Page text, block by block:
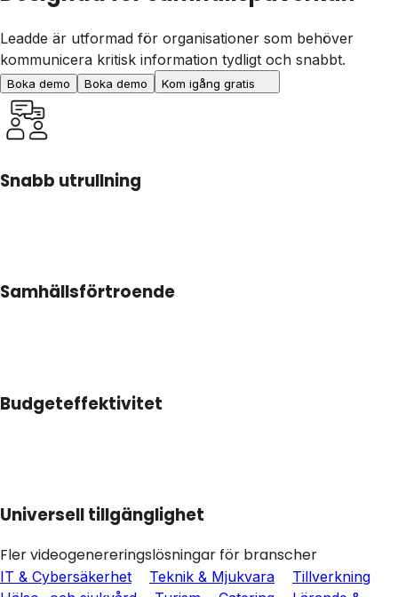
Leadde är utformad för organisationer som behöver
kommunicera kritisk information tydligt och snabbt.
Boka demo Boka demo Kom igång gratis
Snabb utrullning
Samhällsförtroende
Budgeteffektivitet
Universell tillgänglighet
Fler videogenereringslösningar för branscher
IT & Cybersäkerhet Teknik & Mjukvara
Tillverkning